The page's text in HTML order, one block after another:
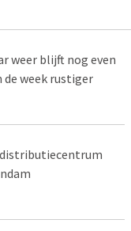
weer blijft nog even
week rustiger